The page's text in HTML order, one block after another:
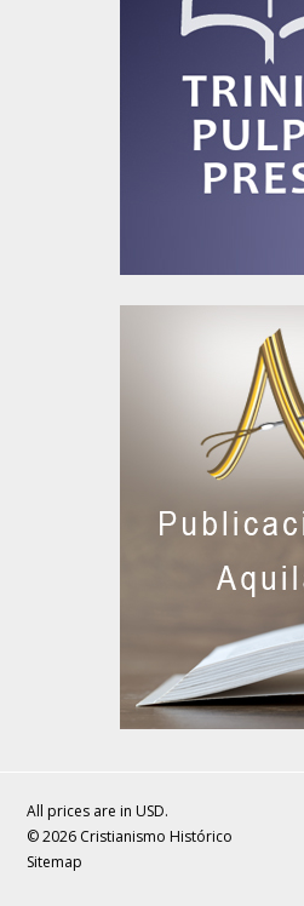
All prices are in USD.
© 2026 Cristianismo Histórico
Sitemap